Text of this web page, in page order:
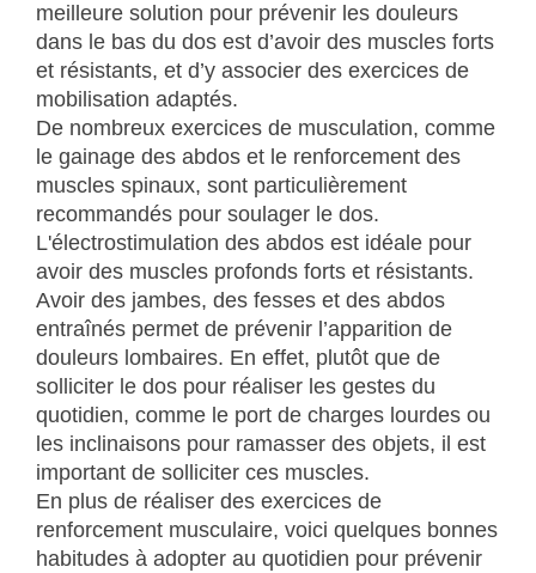
meilleure solution pour prévenir les douleurs
dans le bas du dos est d’avoir des muscles forts
et résistants, et d’y associer des exercices de
mobilisation adaptés.
De nombreux exercices de musculation, comme
le gainage des abdos et le renforcement des
muscles spinaux, sont particulièrement
recommandés pour soulager le dos.
L'électrostimulation des abdos est idéale pour
avoir des muscles profonds forts et résistants.
Avoir des jambes, des fesses et des abdos
entraînés permet de prévenir l’apparition de
douleurs lombaires. En effet, plutôt que de
solliciter le dos pour réaliser les gestes du
quotidien, comme le port de charges lourdes ou
les inclinaisons pour ramasser des objets, il est
important de solliciter ces muscles.
En plus de réaliser des exercices de
renforcement musculaire, voici quelques bonnes
habitudes à adopter au quotidien pour prévenir